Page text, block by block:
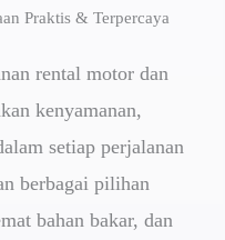
Praktis & Terpercaya
rental motor dan
kenyamanan,
setiap perjalanan
berbagai pilihan
bahan bakar, dan